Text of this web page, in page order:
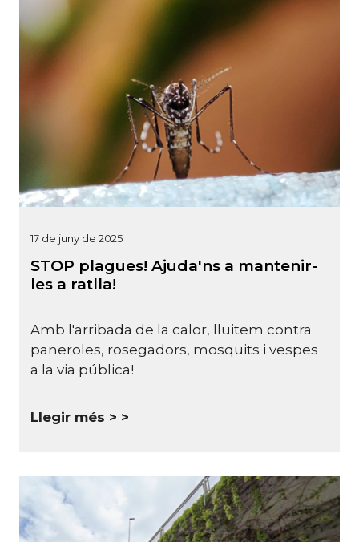
17 de juny de 2025
STOP plagues! Ajuda'ns a mantenir-
les a ratlla!
Amb l'arribada de la calor, lluitem contra
paneroles, rosegadors, mosquits i vespes
a la via pública!
Llegir més >